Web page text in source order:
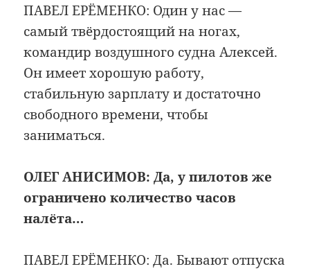
ПАВЕЛ ЕРЁМЕНКО: Один у нас —
самый твёрдостоящий на ногах,
командир воздушного судна Алексей.
Он имеет хорошую работу,
стабильную зарплату и достаточно
свободного времени, чтобы
заниматься.
ОЛЕГ АНИСИМОВ: Да, у пилотов же
ограничено количество часов
налёта…
ПАВЕЛ ЕРЁМЕНКО: Да. Бывают отпуска